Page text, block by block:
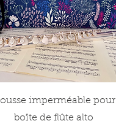
Quick View
imperméable pour
boîte de flûte alto